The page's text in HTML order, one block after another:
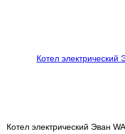
Котел электрический Эван